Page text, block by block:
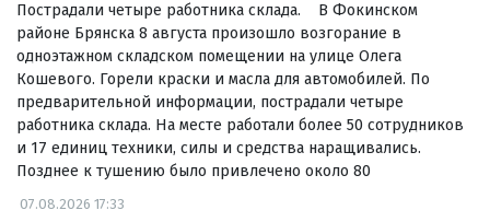
Пострадали четыре работника склада. В Фокинском
районе Брянска 8 августа произошло возгорание в
одноэтажном складском помещении на улице Олега
Кошевого. Горели краски и масла для автомобилей. По
предварительной информации, пострадали четыре
работника склада. На месте работали более 50 сотрудников
и 17 единиц техники, силы и средства наращивались.
Позднее к тушению было привлечено около 80
07.08.2026 17:33